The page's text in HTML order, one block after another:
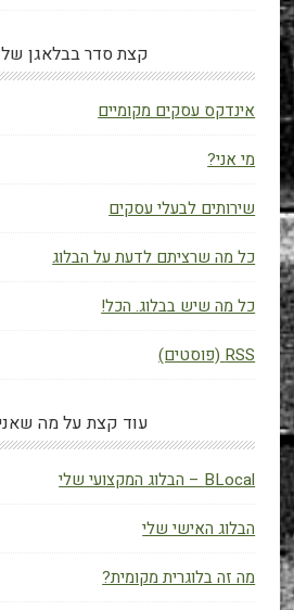
קצת סדר בבלאגן
אינדקס עסקים מקומיים
מי אני?
שירותים לבעלי עסקים
כל מה שרציתם לדעת על הבלוג
כל מה שיש בבלוג. הכל!
RSS (פוסטים)
עוד קצת על מה
BLocal – הבלוג המקצועי שלי
הבלוג האישי שלי
מה זה בלוגרית מקומית?